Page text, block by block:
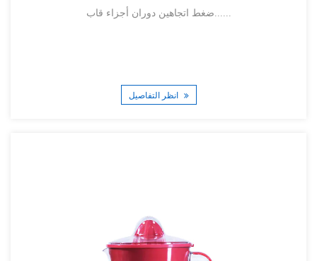
ضغط اتجاهين دوران أجزاء قاب......